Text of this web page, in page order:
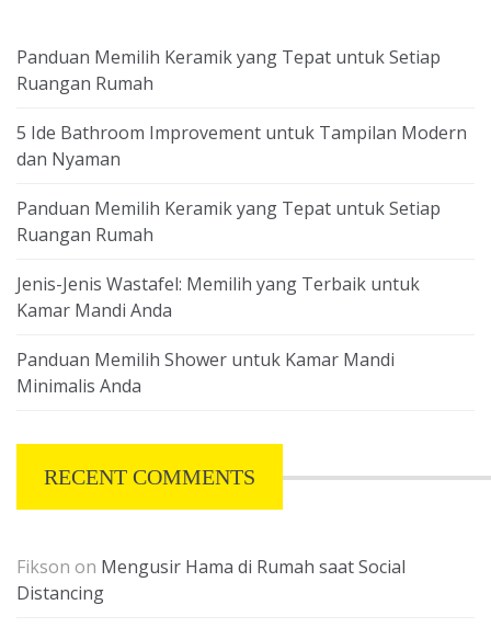
Panduan Memilih Keramik yang Tepat untuk Setiap
Ruangan Rumah
5 Ide Bathroom Improvement untuk Tampilan Modern
dan Nyaman
Panduan Memilih Keramik yang Tepat untuk Setiap
Ruangan Rumah
Jenis-Jenis Wastafel: Memilih yang Terbaik untuk
Kamar Mandi Anda
Panduan Memilih Shower untuk Kamar Mandi
Minimalis Anda
RECENT COMMENTS
Fikson on Mengusir Hama di Rumah saat Social
Distancing